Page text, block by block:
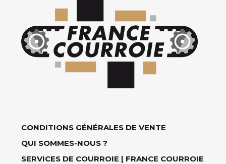
CONDITIONS GÉNÉRALES DE VENTE
QUI SOMMES-NOUS ?
SERVICES DE COURROIE | FRANCE COURROIE